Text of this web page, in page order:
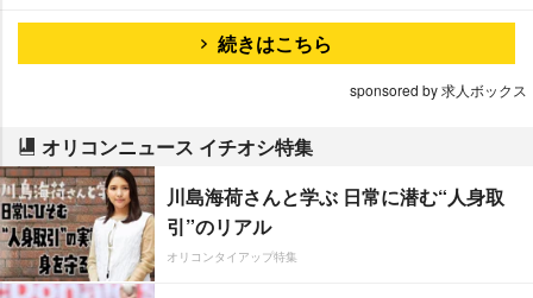
続きはこちら
sponsored by 求人ボックス
オリコンニュース イチオシ特集
川島海荷さんと学ぶ 日常に潜む“人身取
引”のリアル
オリコンタイアップ特集